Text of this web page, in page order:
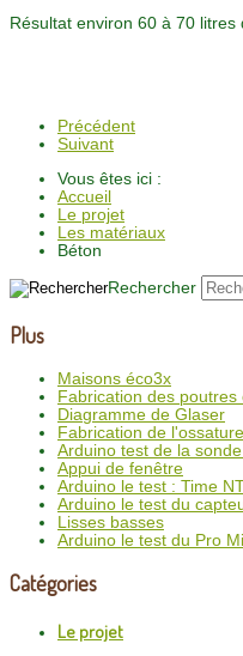
Résultat environ 60 à 70
Précédent
Suivant
Vous êtes ici :
Accueil
Le projet
Les matériaux
Béton
Rechercher
Plus
Maisons éco3x
Fabrication des poutres
Diagramme de Glaser
Fabrication de
Arduino test de la
Appui de fenêtre
Arduino le test : Time
Arduino le test du
Lisses basses
Arduino le test du Pro
Catégories
Le projet